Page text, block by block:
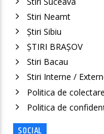
Stiri Neamt
Știri Sibiu
ȘTIRI BRAȘOV
Stiri Bacau
Stiri Interne /
Politica de
Politica de